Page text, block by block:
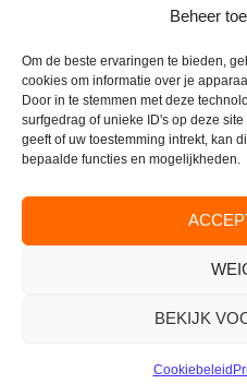
Beheer
Om de beste ervaringen te bieden,
cookies om informatie over je
Door in te stemmen met deze
surfgedrag of unieke ID's op deze
geeft of uw toestemming intrekt, kan
bepaalde functies en mogelijkheden.
BEKIJK
Cookiebeleid
CONTACT
(026) 333 42
Op dit moment alleen